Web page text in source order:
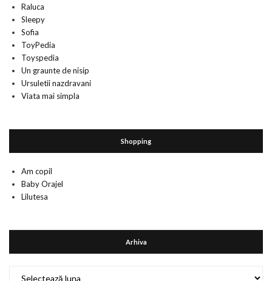
Raluca
Sleepy
Sofia
ToyPedia
Toyspedia
Un graunte de nisip
Ursuletii nazdravani
Viata mai simpla
Shopping
Am copil
Baby Orajel
Lilutesa
Arhiva